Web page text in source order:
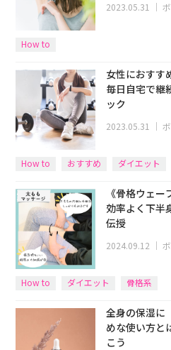
2023.05.31 ｜
How to
女性におすす
毎日自宅で継
ック
2023.05.31 ｜
How to おすすめ ダイエット
《骨格ウェ
効率よく下半
伝授
2024.09.12 ｜
How to ダイエット 骨格系
全身の保湿に
めな使い方と
こう